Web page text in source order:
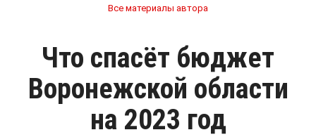
Все материалы автора
Что спасёт бюджет
Воронежской области
на 2023 год